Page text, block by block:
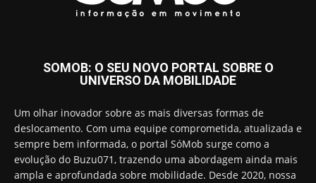
SOMOB: O SEU NOVO PORTAL SOBRE O
UNIVERSO DA MOBILIDADE
Um olhar inovador sobre as mais diversas formas de
deslocamento. Com uma equipe comprometida, atualizada e
sempre bem informada, o portal SóMob surge como a
evolução do Buzu071, trazendo uma abordagem ainda mais
ampla e aprofundada sobre mobilidade. Desde 2020, nossa